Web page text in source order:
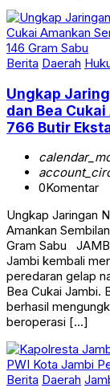
Berita Daerah
Ungkap
dan Bea
766 Butir
0Komentar
Ungkap Jaringan
Amankan
Gram Sabu
Jambi kembali
peredaran gelap
Bea Cukai Jambi.
berhasil
beroperasi […]
Berita Daerah